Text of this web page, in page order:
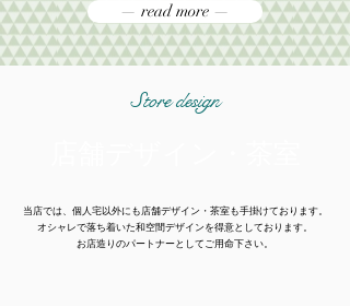
— read more —
Store design
当店では、個人宅以外にも店舗デザイン・茶室も手掛けております。
オシャレで落ち着いた和空間デザインを得意としております。
​お店造りのパートナーとしてご用命下さい。